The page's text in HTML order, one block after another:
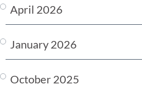
April 2026
January 2026
October 2025